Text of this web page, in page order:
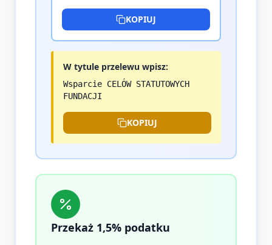
KOPIUJ
W tytule przelewu wpisz:
Wsparcie CELÓW STATUTOWYCH
FUNDACJI
KOPIUJ
Przekaż 1,5% podatku